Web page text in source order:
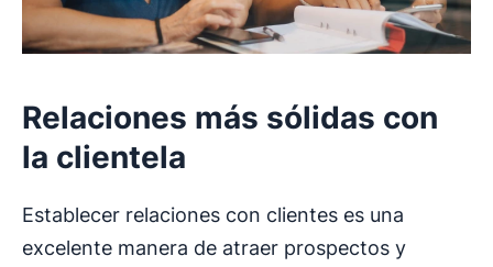
Relaciones más sólidas con
la clientela
Establecer relaciones con clientes es una
excelente manera de atraer prospectos y